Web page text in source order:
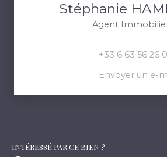
Stéphanie
Agent
+33 6 63 56 26
Envoyer un e-
INTÉRESSÉ PAR CE BIEN ?